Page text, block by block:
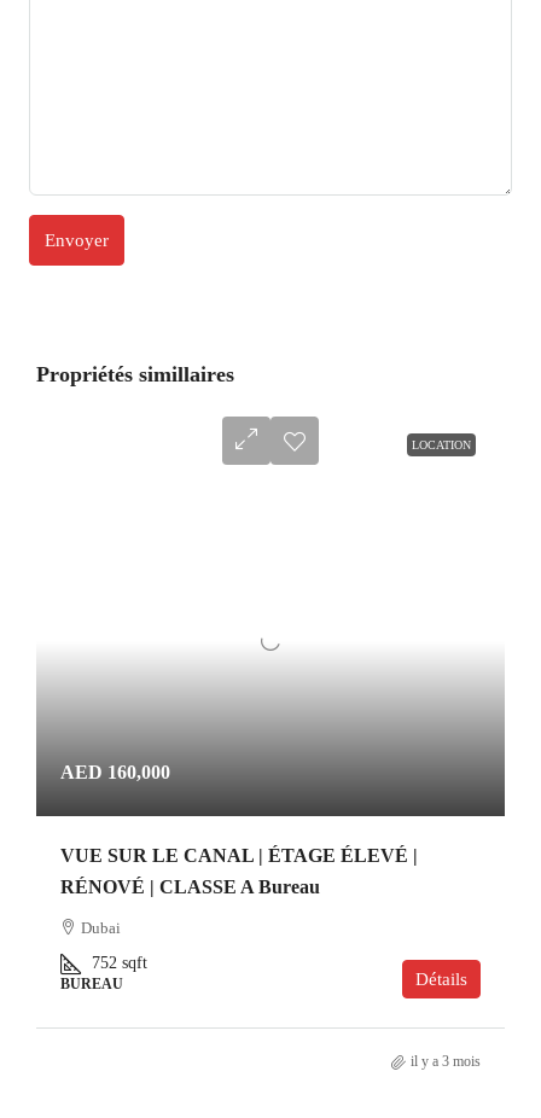
Propriétés simillaires
LOCATION
AED 160,000
VUE SUR LE CANAL | ÉTAGE ÉLEVÉ |
RÉNOVÉ | CLASSE A Bureau
Dubai
752 sqft
BUREAU Détails
il y a 3 mois